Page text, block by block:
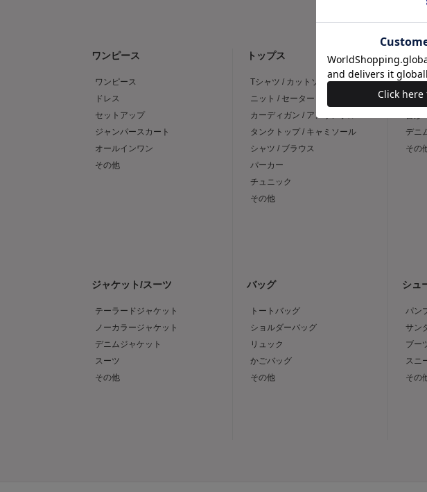
ワンピース
ワンピース
ドレス
セットアップ
ジャンパースカート
オールインワン
その他
トップス
Tシャツ / カットソー
ニット / セーター
カーディガン / アンサンブル
タンクトップ / キャミソール
シャツ / ブラウス
パーカー
チュニック
その他
スカ
フレ
タイ
デニ
その
ジャケット/スーツ
テーラードジャケット
ノーカラージャケット
デニムジャケット
スーツ
その他
バッグ
トートバッグ
ショルダーバッグ
リュック
かごバッグ
その他
シュ
パン
サン
ブー
スニ
その